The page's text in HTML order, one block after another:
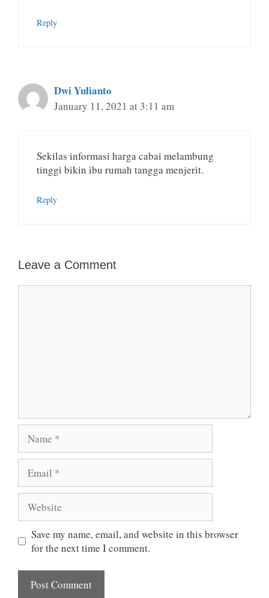
Reply
Dwi Yulianto
January 11, 2021 at 3:11 am
Sekilas informasi harga cabai melambung
tinggi bikin ibu rumah tangga menjerit.
Reply
Leave a Comment
Save my name, email, and website in this browser
for the next time I comment.